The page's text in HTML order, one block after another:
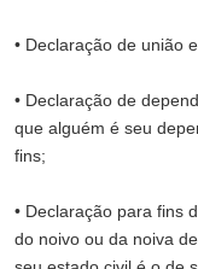
• Declaração de união
• Declaração de
que alguém é seu
fins;
• Declaração para fins
do noivo ou da noiva